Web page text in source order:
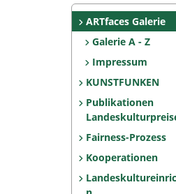
ARTfaces Galerie
Galerie A - Z
Impressum
KUNSTFUNKEN
Publikationen
Fairness-Prozess
Kooperationen